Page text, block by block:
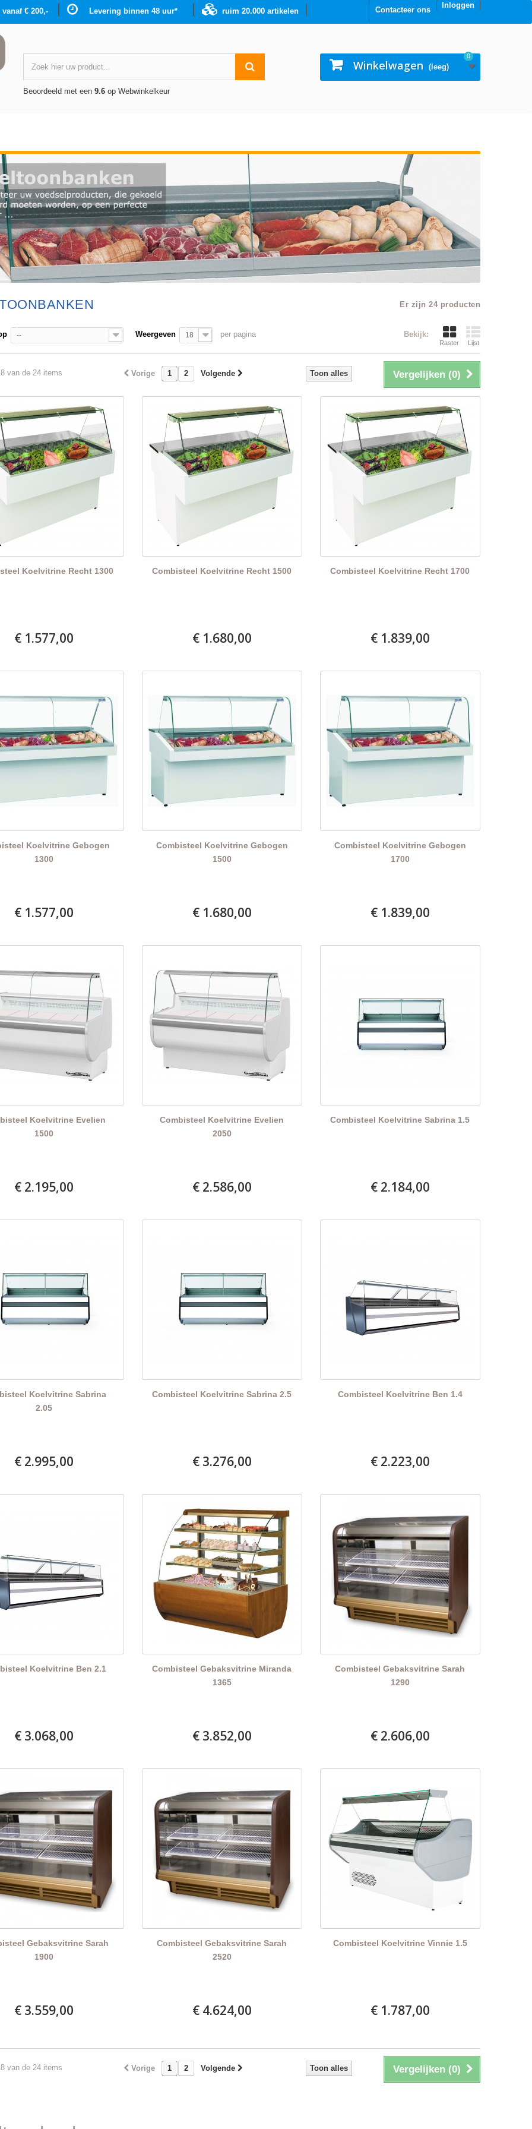
Inloggen
Contacteer ons
ruim 20.000 artikelen
Levering binnen 48 uur*
vanaf € 200,-
Beoordeeld met een 9.6op Webwinkelkeur
Winkelwagen (leeg)
0
Er zijn 24 producten
Bekijk:
Raster Lijst
-- Weergeven 18 per pagina
Vergelijken (0)
Toon alles
Vorige 1 2 Volgende
van de 24 items
Koelvitrine Recht 1300
€ 1.577,00
Combisteel Koelvitrine Recht 1500
€ 1.680,00
Combisteel Koelvitrine Recht 1700
€ 1.839,00
Koelvitrine Gebogen
1300
€ 1.577,00
Combisteel Koelvitrine Gebogen
1500
€ 1.680,00
Combisteel Koelvitrine Gebogen
1700
€ 1.839,00
Koelvitrine Evelien
1500
€ 2.195,00
Combisteel Koelvitrine Evelien
2050
€ 2.586,00
Combisteel Koelvitrine Sabrina 1.5
€ 2.184,00
Koelvitrine Sabrina
2.05
€ 2.995,00
Combisteel Koelvitrine Sabrina 2.5
€ 3.276,00
Combisteel Koelvitrine Ben 1.4
€ 2.223,00
Koelvitrine Ben 2.1
€ 3.068,00
Combisteel Gebaksvitrine Miranda
1365
€ 3.852,00
Combisteel Gebaksvitrine Sarah
1290
€ 2.606,00
Gebaksvitrine Sarah
1900
€ 3.559,00
Combisteel Gebaksvitrine Sarah
2520
€ 4.624,00
Combisteel Koelvitrine Vinnie 1.5
€ 1.787,00
Vergelijken (0)
Toon alles
Vorige 1 2 Volgende
van de 24 items